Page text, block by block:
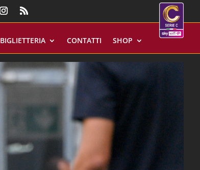
BIGLIETTERIA CONTATTI SHOP